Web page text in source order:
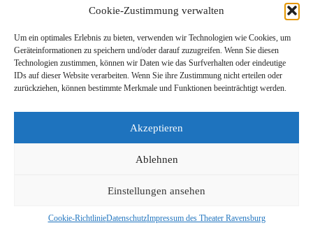
Cookie-Zustimmung verwalten
Um ein optimales Erlebnis zu bieten, verwenden wir Technologien wie Cookies, um
Geräteinformationen zu speichern und/oder darauf zuzugreifen. Wenn Sie diesen
Technologien zustimmen, können wir Daten wie das Surfverhalten oder eindeutige
IDs auf dieser Website verarbeiten. Wenn Sie ihre Zustimmung nicht erteilen oder
zurückziehen, können bestimmte Merkmale und Funktionen beeinträchtigt werden.
Akzeptieren
Ablehnen
Einstellungen ansehen
Cookie-RichtlinieDatenschutzImpressum des Theater Ravensburg
Cookie-Richtlinie (EU)
Barrierefreiheitserklärung
istDTHG